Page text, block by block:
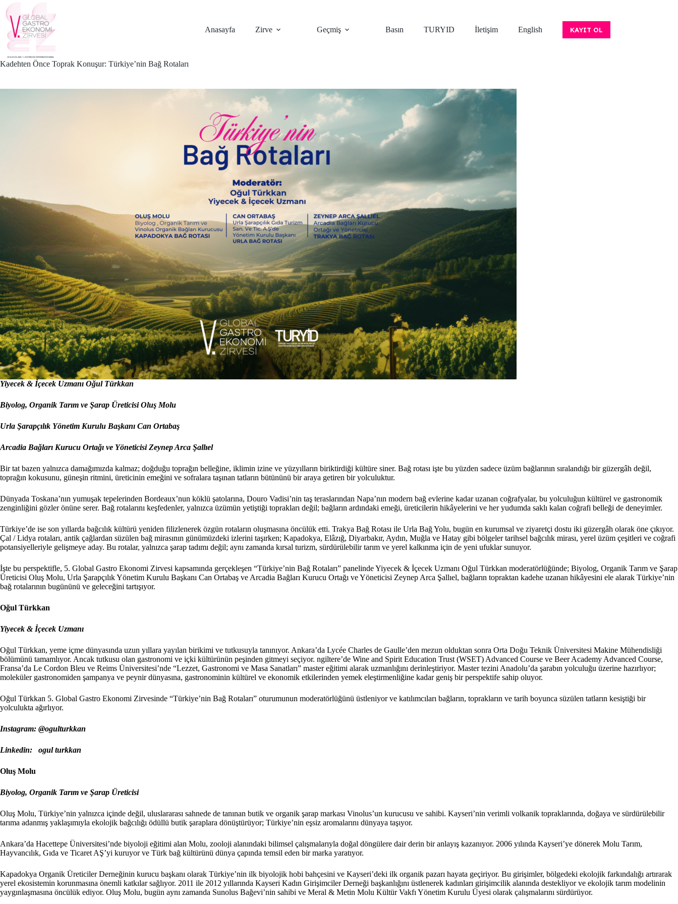
content
Anasayfa
Zirve Geçmiş Basın TURYID İletişim English KAYIT OL
Kadehten Önce Toprak Konuşur: Türkiye’nin Bağ Rotaları
Yiyecek & İçecek Uzmanı Oğul Türkkan
Biyolog, Organik Tarım ve Şarap Üreticisi Oluş Molu
Urla Şarapçılık Yönetim Kurulu Başkanı Can Ortabaş
Arcadia Bağları Kurucu Ortağı ve Yöneticisi Zeynep Arca Şallıel
Bir tat bazen yalnızca damağımızda kalmaz; doğduğu toprağın belleğine, iklimin izine ve yüzyılların biriktirdiği kültüre siner. Bağ rotası işte bu yüzden sadece üzüm bağlarının sıralandığı bir güzergâh değil,
toprağın kokusunu, güneşin ritmini, üreticinin emeğini ve sofralara taşınan tatların bütününü bir araya getiren bir yolculuktur.
Dünyada Toskana’nın yumuşak tepelerinden Bordeaux’nun köklü şatolarına, Douro Vadisi’nin taş teraslarından Napa’nın modern bağ evlerine kadar uzanan coğrafyalar, bu yolculuğun kültürel ve gastronomik
zenginliğini gözler önüne serer. Bağ rotalarını keşfedenler, yalnızca üzümün yetiştiği toprakları değil; bağların ardındaki emeği, üreticilerin hikâyelerini ve her yudumda saklı kalan coğrafi belleği de deneyimler.
Türkiye’de ise son yıllarda bağcılık kültürü yeniden filizlenerek özgün rotaların oluşmasına öncülük etti. Trakya Bağ Rotası ile Urla Bağ Yolu, bugün en kurumsal ve ziyaretçi dostu iki güzergâh olarak öne çıkıyor.
Çal / Lidya rotaları, antik çağlardan süzülen bağ mirasının günümüzdeki izlerini taşırken; Kapadokya, Elâzığ, Diyarbakır, Aydın, Muğla ve Hatay gibi bölgeler tarihsel bağcılık mirası, yerel üzüm çeşitleri ve coğrafi
potansiyelleriyle gelişmeye aday. Bu rotalar, yalnızca şarap tadımı değil; aynı zamanda kırsal turizm, sürdürülebilir tarım ve yerel kalkınma için de yeni ufuklar sunuyor.
İşte bu perspektifle, 5. Global Gastro Ekonomi Zirvesi kapsamında gerçekleşen “Türkiye’nin Bağ Rotaları” panelinde Yiyecek & İçecek Uzmanı Oğul Türkkan moderatörlüğünde; Biyolog, Organik Tarım ve Şarap
Üreticisi Oluş Molu, Urla Şarapçılık Yönetim Kurulu Başkanı Can Ortabaş ve Arcadia Bağları Kurucu Ortağı ve Yöneticisi Zeynep Arca Şallıel, bağların topraktan kadehe uzanan hikâyesini ele alarak Türkiye’nin
bağ rotalarının bugününü ve geleceğini tartışıyor.
Oğul Türkkan
Yiyecek & İçecek Uzmanı
Oğul Türkkan, yeme içme dünyasında uzun yıllara yayılan birikimi ve tutkusuyla tanınıyor. Ankara’da Lycée Charles de Gaulle’den mezun olduktan sonra Orta Doğu Teknik Üniversitesi Makine Mühendisliği
bölümünü tamamlıyor. Ancak tutkusu olan gastronomi ve içki kültürünün peşinden gitmeyi seçiyor. ngiltere’de Wine and Spirit Education Trust (WSET) Advanced Course ve Beer Academy Advanced Course,
Fransa’da Le Cordon Bleu ve Reims Üniversitesi’nde “Lezzet, Gastronomi ve Masa Sanatları” master eğitimi alarak uzmanlığını derinleştiriyor. Master tezini Anadolu’da şarabın yolculuğu üzerine hazırlıyor;
moleküler gastronomiden şampanya ve peynir dünyasına, gastronominin kültürel ve ekonomik etkilerinden yemek eleştirmenliğine kadar geniş bir perspektife sahip oluyor.
Oğul Türkkan 5. Global Gastro Ekonomi Zirvesinde “Türkiye’nin Bağ Rotaları” oturumunun moderatörlüğünü üstleniyor ve katılımcıları bağların, toprakların ve tarih boyunca süzülen tatların kesiştiği bir
yolculukta ağırlıyor.
Instagram: @ogulturkkan
Linkedin: ogul turkkan
Oluş Molu
Biyolog, Organik Tarım ve Şarap Üreticisi
Oluş Molu, Türkiye’nin yalnızca içinde değil, uluslararası sahnede de tanınan butik ve organik şarap markası Vinolus’un kurucusu ve sahibi. Kayseri’nin verimli volkanik topraklarında, doğaya ve sürdürülebilir
tarıma adanmış yaklaşımıyla ekolojik bağcılığı ödüllü butik şaraplara dönüştürüyor; Türkiye’nin eşsiz aromalarını dünyaya taşıyor.
Ankara’da Hacettepe Üniversitesi’nde biyoloji eğitimi alan Molu, zooloji alanındaki bilimsel çalışmalarıyla doğal döngülere dair derin bir anlayış kazanıyor. 2006 yılında Kayseri’ye dönerek Molu Tarım,
Hayvancılık, Gıda ve Ticaret AŞ’yi kuruyor ve Türk bağ kültürünü dünya çapında temsil eden bir marka yaratıyor.
Kapadokya Organik Üreticiler Derneğinin kurucu başkanı olarak Türkiye’nin ilk biyolojik hobi bahçesini ve Kayseri’deki ilk organik pazarı hayata geçiriyor. Bu girişimler, bölgedeki ekolojik farkındalığı artırarak
yerel ekosistemin korunmasına önemli katkılar sağlıyor. 2011 ile 2012 yıllarında Kayseri Kadın Girişimciler Derneği başkanlığını üstlenerek kadınları girişimcilik alanında destekliyor ve ekolojik tarım modelinin
yaygınlaşmasına öncülük ediyor. Oluş Molu, bugün aynı zamanda Sunolus Bağevi’nin sahibi ve Meral & Metin Molu Kültür Vakfı Yönetim Kurulu Üyesi olarak çalışmalarını sürdürüyor.